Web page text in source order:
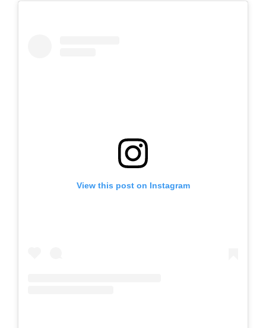
View this post on Instagram